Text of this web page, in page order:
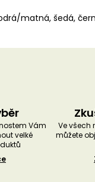
matná, šedá,
Vám
velké
Ve všech
můžete